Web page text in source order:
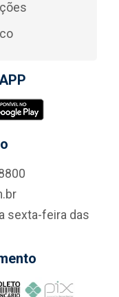
sexta-feira das